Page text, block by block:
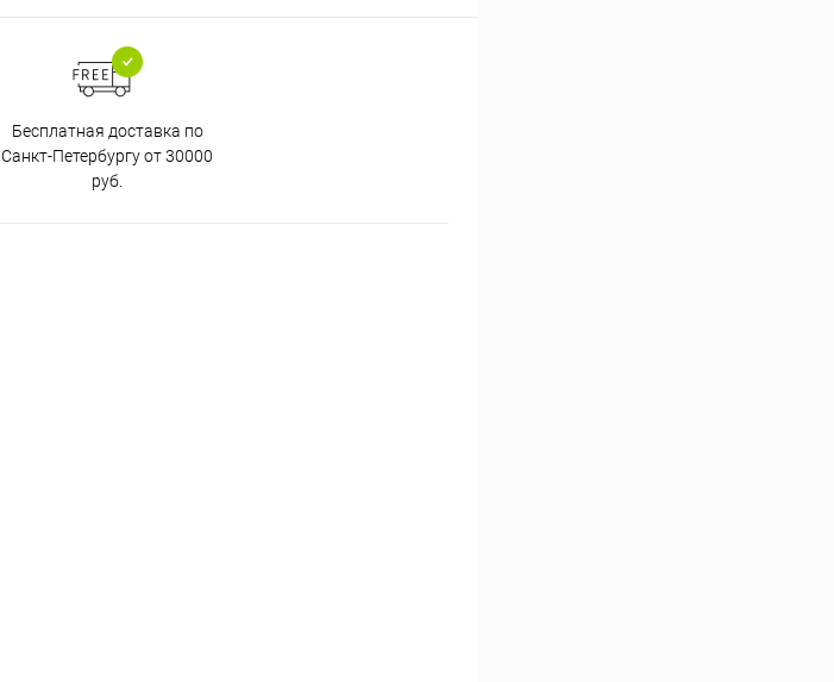
Бесплатная доставка по
Санкт-Петербургу от 30000
руб.